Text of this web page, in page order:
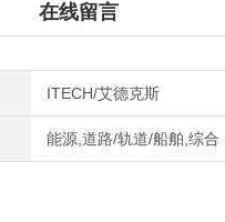
在线留言
ITECH/艾德克斯
能源,道路/轨道/船舶,综合